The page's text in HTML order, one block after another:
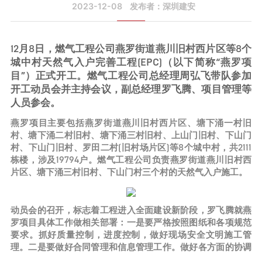
2023-12-08 发布者：深圳建安
12月8日，燃气工程公司燕罗街道燕川旧村西片区等8个
城中村天然气入户完善工程(EPC)（以下简称“燕罗项
目”）正式开工。燃气工程公司总经理周弘飞带队参加
开工动员会并主持会议，副总经理罗飞腾、项目管理等
人员参会。
燕罗项目主要包括燕罗街道燕川旧村西片区、塘下涌一村旧
村、塘下涌二村旧村、塘下涌三村旧村、上山门旧村、下山门
村、下山门旧村、罗田二村(旧村场片区)等8个城中村，共2111
栋楼，涉及19794户。燃气工程公司负责燕罗街道燕川旧村西
片区、塘下涌三村旧村、下山门村三个村的天然气入户施工。
动员会的召开，标志着工程进入全面建设新阶段，罗飞腾就燕
罗项目具体工作做相关部署：一是要严格按照图纸和各项规范
要求。抓好质量控制，进度控制，做好现场安全文明施工管
理。二是要做好合同管理和信息管理工作。做好各方面的协调